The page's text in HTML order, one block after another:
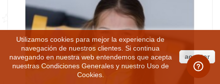
Utilizamos cookies para mejor la experiencia de
navegación de nuestros clientes. Si continua
navegando en nuestra web entendemos que acepta
nuestras Condiciones Generalesy nuestro Uso de
Cookies.
aceptar